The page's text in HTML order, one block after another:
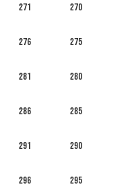
270
271
275
276
280
281
285
286
290
291
295
296